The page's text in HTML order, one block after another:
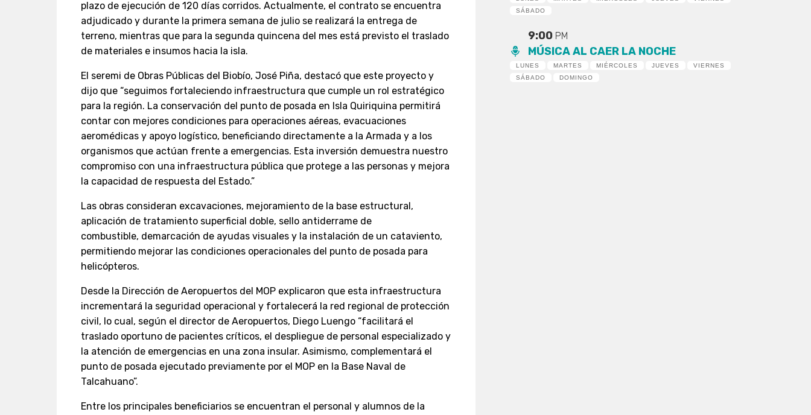
plazo de ejecución de 120 días corridos. Actualmente, el contrato se encuentra
adjudicado y durante la primera semana de julio se realizará la entrega de
terreno, mientras que para la segunda quincena del mes está previsto el traslado
de materiales e insumos hacia la isla.
El seremi de Obras Públicas del Biobío, José Piña, destacó que este proyecto y
dijo que “seguimos fortaleciendo infraestructura que cumple un rol estratégico
para la región. La conservación del punto de posada en Isla Quiriquina permitirá
contar con mejores condiciones para operaciones aéreas, evacuaciones
aeromédicas y apoyo logístico, beneficiando directamente a la Armada y a los
organismos que actúan frente a emergencias. Esta inversión demuestra nuestro
compromiso con una infraestructura pública que protege a las personas y mejora
la capacidad de respuesta del Estado.”
Las obras consideran excavaciones, mejoramiento de la base estructural,
aplicación de tratamiento superficial doble, sello antiderrame de
combustible, demarcación de ayudas visuales y la instalación de un cataviento,
permitiendo mejorar las condiciones operacionales del punto de posada para
helicópteros.
Desde la Dirección de Aeropuertos del MOP explicaron que esta infraestructura
incrementará la seguridad operacional y fortalecerá la red regional de protección
civil, lo cual, según el director de Aeropuertos, Diego Luengo “facilitará el
traslado oportuno de pacientes críticos, el despliegue de personal especializado y
la atención de emergencias en una zona insular. Asimismo, complementará el
punto de posada ejecutado previamente por el MOP en la Base Naval de
Talcahuano”.
Entre los principales beneficiarios se encuentran el personal y alumnos de la
SÁBADO
9:00 PM
MÚSICA AL CAER LA NOCHE
LUNES MARTES MIÉRCOLES JUEVES
VIERNES
SÁBADO
DOMINGO